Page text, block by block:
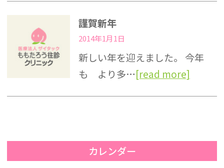
謹賀新年
2014年1月1日
新しい年を迎えました。 今年
も より多…[read more]
カレンダー